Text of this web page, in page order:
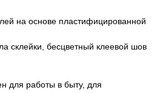
на основе пластифицированной
склейки, бесцветный клеевой шов
для работы в быту, для